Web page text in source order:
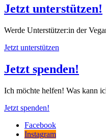
Jetzt unterstützen!
Werde Unterstützer:in der
Jetzt unterstützen
Jetzt spenden!
Ich möchte helfen! Was kann
Jetzt spenden!
Facebook
Instagram